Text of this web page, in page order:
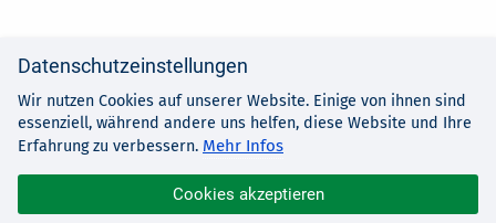
Datenschutzeinstellungen
Wir nutzen Cookies auf unserer Website. Einige von ihnen sind
essenziell, während andere uns helfen, diese Website und Ihre
Erfahrung zu verbessern. Mehr Infos
Cookies akzeptieren